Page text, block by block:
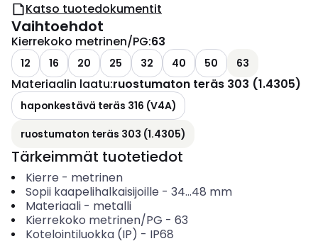
Katso tuotedokumentit
Vaihtoehdot
Kierrekoko metrinen/PG:63
12 16 20 25 32 40 50 63
Materiaalin laatu:ruostumaton teräs 303 (1.4305)
haponkestävä teräs 316 (V4A)
ruostumaton teräs 303 (1.4305)
Tärkeimmät tuotetiedot
Kierre - metrinen
Sopii kaapelihalkaisijoille - 34...48 mm
Materiaali- metalli
Kierrekoko metrinen/PG - 63
Kotelointiluokka (IP) - IP68